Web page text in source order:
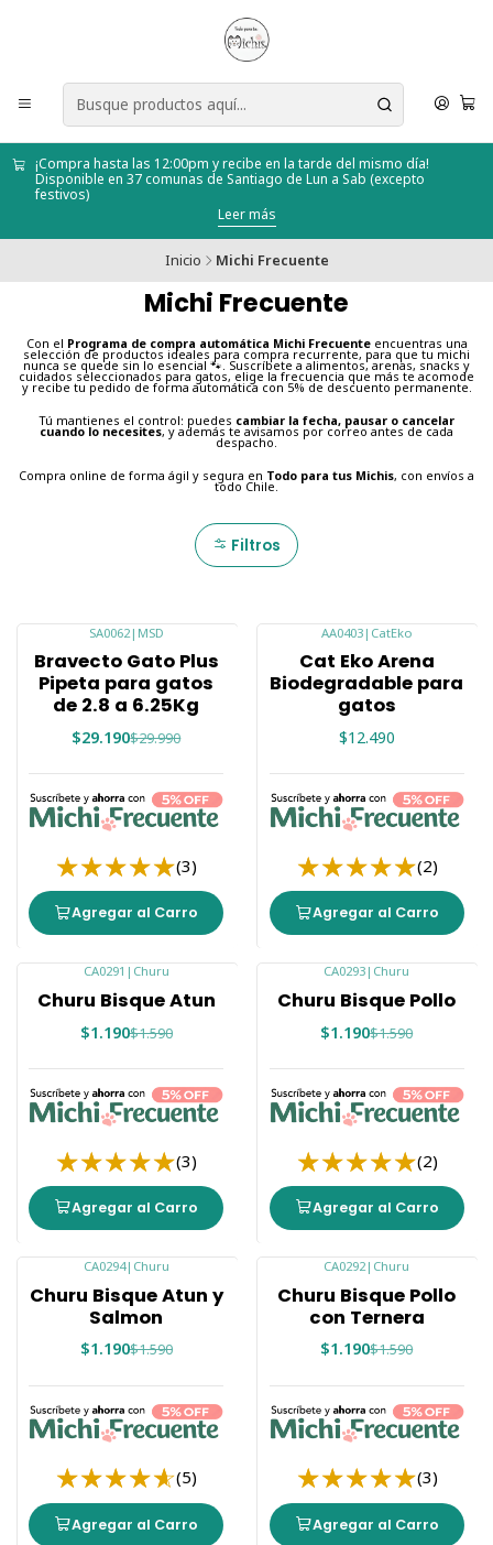
¡Compra hasta las 12:00pm y recibe en la tarde del mismo día!
Disponible en 37 comunas de Santiago de Lun a Sab (excepto
festivos)
Leer más
Inicio Michi Frecuente
Michi Frecuente
Con el Programa de compra automática Michi Frecuenteencuentras una
selección de productos ideales para compra recurrente, para que tu michi
nunca se quede sin lo esencial 🐾. Suscríbete a alimentos, arenas, snacks y
cuidados seleccionados para gatos, elige la frecuencia que más te acomode
y recibe tu pedido de forma automática con 5% de descuento permanente.
Tú mantienes el control: puedes cambiar la fecha, pausar o cancelar
cuando lo necesites, y además te avisamos por correo antes de cada
despacho.
Compra online de forma ágil y segura en Todo para tus Michis, con envíos a
todo Chile.
Filtros
SA0062| MSD
Bravecto Gato Plus
Pipeta para gatos
de 2.8 a 6.25Kg
$29.190$29.990
(3)
Agregar al Carro
AA0403| CatEko
Cat Eko Arena
Biodegradable para
gatos
$12.490
(2)
Agregar al Carro
CA0291 | Churu
Churu Bisque Atun
$1.190$1.590
(3)
Agregar al Carro
CA0293 | Churu
Churu Bisque Pollo
$1.190$1.590
(2)
Agregar al Carro
CA0294| Churu
Churu Bisque Atun y
Salmon
$1.190$1.590
(5)
Agregar al Carro
CA0292| Churu
Churu Bisque Pollo
con Ternera
$1.190$1.590
(3)
Agregar al Carro